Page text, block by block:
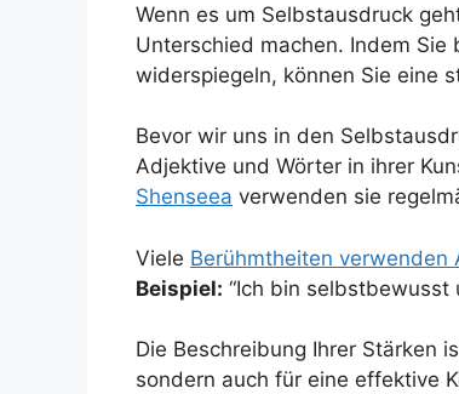
Wenn es um Selbstausdruck
Unterschied machen. Indem
widerspiegeln, können Sie eine
Bevor wir uns in den
Adjektive und Wörter in ihrer
Shenseea verwenden sie
Viele Berühmtheiten verwenden
Beispiel: “Ich bin selbstbewusst
Die Beschreibung Ihrer Stärken
sondern auch für eine effektive